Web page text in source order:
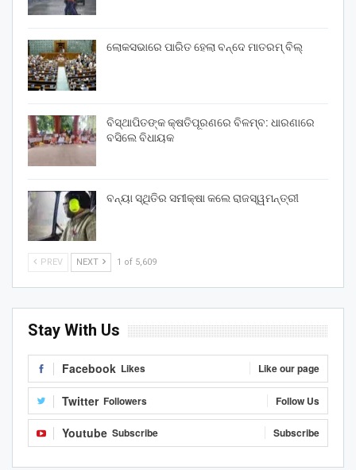
ଲୋକସଭାରେ ପାରିତ ହେଲା ବନ୍ଦେ ମାତରମ୍‌ ବିଲ୍‌
ବିସ୍ଥାପିତଙ୍କ କ୍ଷତିପୂରଣରେ ବିଳମ୍ବ: ଧାରଣାରେ
ବସିଲେ ବିଧାୟକ
ବନ୍ୟା ସ୍ଥିତିର ସମୀକ୍ଷା କଲେ ରାଜସ୍ୱମନ୍ତ୍ରୀ
PREV NEXT 1 of 5,609
Stay With Us
Facebook Likes Like our page
Twitter Followers Follow Us
Youtube Subscribe Subscribe